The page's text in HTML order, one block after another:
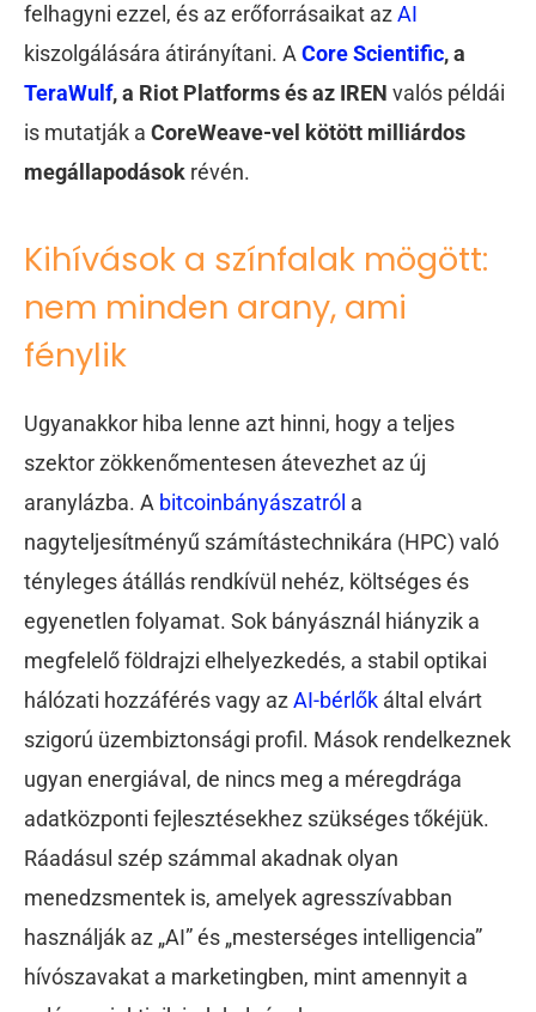
felhagyni ezzel, és az erőforrásaikat az AI
kiszolgálására átirányítani. A Core Scientific, a
TeraWulf, a Riot Platforms és az IREN valós példái
is mutatják a CoreWeave-vel kötött milliárdos
megállapodások révén.
Kihívások a színfalak mögött:
nem minden arany, ami
fénylik
Ugyanakkor hiba lenne azt hinni, hogy a teljes
szektor zökkenőmentesen átevezhet az új
aranylázba. A bitcoinbányászatról a
nagyteljesítményű számítástechnikára (HPC) való
tényleges átállás rendkívül nehéz, költséges és
egyenetlen folyamat. Sok bányásznál hiányzik a
megfelelő földrajzi elhelyezkedés, a stabil optikai
hálózati hozzáférés vagy az AI-bérlők által elvárt
szigorú üzembiztonsági profil. Mások rendelkeznek
ugyan energiával, de nincs meg a méregdrága
adatközponti fejlesztésekhez szükséges tőkéjük.
Ráadásul szép számmal akadnak olyan
menedzsmentek is, amelyek agresszívabban
használják az „AI” és „mesterséges intelligencia”
hívószavakat a marketingben, mint amennyit a